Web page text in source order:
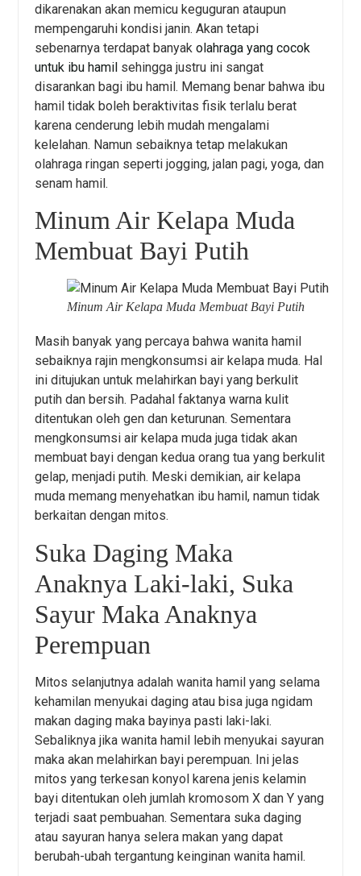
dikarenakan akan memicu keguguran ataupun
mempengaruhi kondisi janin. Akan tetapi
sebenarnya terdapat banyakolahraga yang cocok
untuk ibu hamil sehingga justru ini sangat
disarankan bagi ibu hamil. Memang benar bahwa ibu
hamil tidak boleh beraktivitas fisik terlalu berat
karena cenderung lebih mudah mengalami
kelelahan. Namun sebaiknya tetap melakukan
olahraga ringan seperti jogging, jalan pagi, yoga, dan
senam hamil.
Minum Air Kelapa Muda
Membuat Bayi Putih
Minum Air Kelapa Muda Membuat Bayi Putih
Masih banyak yang percaya bahwa wanita hamil
sebaiknya rajin mengkonsumsi air kelapa muda. Hal
ini ditujukan untuk melahirkan bayi yang berkulit
putih dan bersih. Padahal faktanya warna kulit
ditentukan oleh gen dan keturunan. Sementara
mengkonsumsi air kelapa muda juga tidak akan
membuat bayi dengan kedua orang tua yang berkulit
gelap, menjadi putih. Meski demikian, air kelapa
muda memang menyehatkan ibu hamil, namun tidak
berkaitan dengan mitos.
Suka Daging Maka
Anaknya Laki-laki, Suka
Sayur Maka Anaknya
Perempuan
Mitos selanjutnya adalah wanita hamil yang selama
kehamilan menyukai daging atau bisa juga ngidam
makan daging maka bayinya pasti laki-laki.
Sebaliknya jika wanita hamil lebih menyukai sayuran
maka akan melahirkan bayi perempuan. Ini jelas
mitos yang terkesan konyol karena jenis kelamin
bayi ditentukan oleh jumlah kromosom X dan Y yang
terjadi saat pembuahan. Sementara suka daging
atau sayuran hanya selera makan yang dapat
berubah-ubah tergantung keinginan wanita hamil.